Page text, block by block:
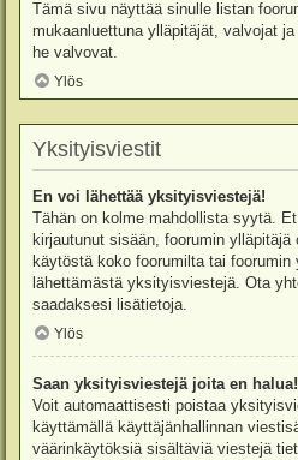
Tämä sivu näyttää sinulle listan
mukaanluettuna ylläpitäjät, valvojat
he valvovat.
Ylös
Yksityisviestit
En voi lähettää yksityisviestejä!
Tähän on kolme mahdollista syytä.
kirjautunut sisään, foorumin
käytöstä koko foorumilta tai
lähettämästä yksityisviestejä. Ota
saadaksesi lisätietoja.
Ylös
Saan yksityisviestejä joita en halua!
Voit automaattisesti poistaa
käyttämällä käyttäjänhallinnan
väärinkäytöksiä sisältäviä viestejä